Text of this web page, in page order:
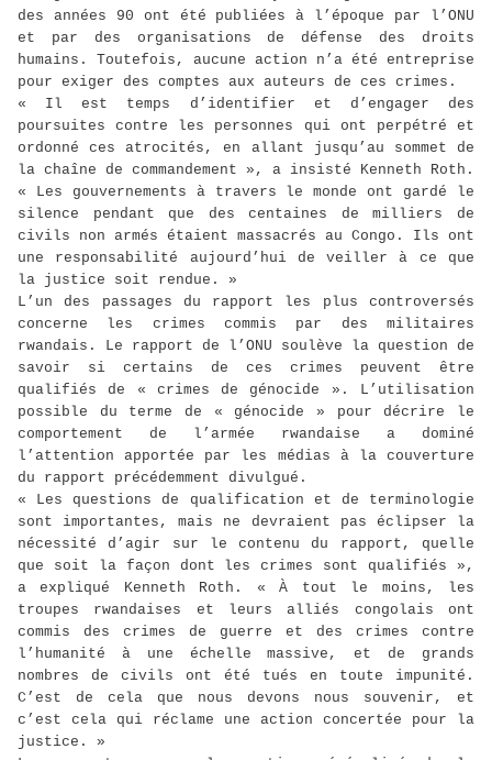
des années 90 ont été publiées à l’époque par l’ONU
et par des organisations de défense des droits
humains. Toutefois, aucune action n’a été entreprise
pour exiger des comptes aux auteurs de ces crimes.
« Il est temps d’identifier et d’engager des
poursuites contre les personnes qui ont perpétré et
ordonné ces atrocités, en allant jusqu’au sommet de
la chaîne de commandement », a insisté Kenneth Roth.
« Les gouvernements à travers le monde ont gardé le
silence pendant que des centaines de milliers de
civils non armés étaient massacrés au Congo. Ils ont
une responsabilité aujourd’hui de veiller à ce que
la justice soit rendue. »
L’un des passages du rapport les plus controversés
concerne les crimes commis par des militaires
rwandais. Le rapport de l’ONU soulève la question de
savoir si certains de ces crimes peuvent être
qualifiés de « crimes de génocide ». L’utilisation
possible du terme de « génocide » pour décrire le
comportement de l’armée rwandaise a dominé
l’attention apportée par les médias à la couverture
du rapport précédemment divulgué.
« Les questions de qualification et de terminologie
sont importantes, mais ne devraient pas éclipser la
nécessité d’agir sur le contenu du rapport, quelle
que soit la façon dont les crimes sont qualifiés »,
a expliqué Kenneth Roth. « À tout le moins, les
troupes rwandaises et leurs alliés congolais ont
commis des crimes de guerre et des crimes contre
l’humanité à une échelle massive, et de grands
nombres de civils ont été tués en toute impunité.
C’est de cela que nous devons nous souvenir, et
c’est cela qui réclame une action concertée pour la
justice. »